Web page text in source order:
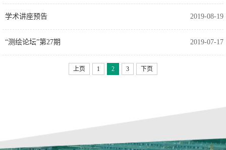
2019-08-19
学术讲座预告
2019-07-17
“测绘论坛”第27期
上页 1 2 3 下页